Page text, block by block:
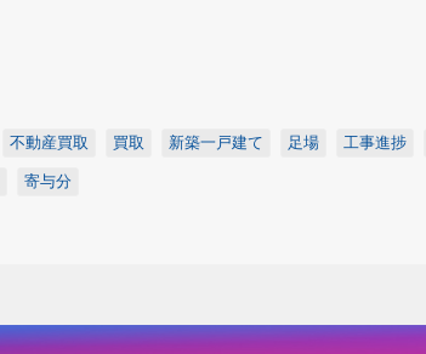
不動産買取 買取 新築一戸建て 足場 工事進捗
寄与分